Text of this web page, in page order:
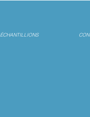
ÉCHANTILLIONS